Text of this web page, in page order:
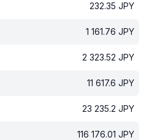
232.35 JPY
1 161.76 JPY
2 323.52 JPY
11 617.6 JPY
23 235.2 JPY
116 176.01 JPY